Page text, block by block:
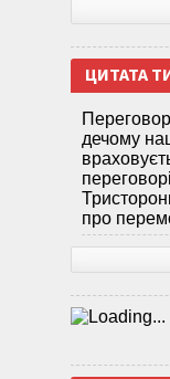
ЦИТАТА
дечому
про